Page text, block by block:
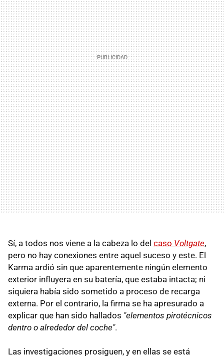
Sí, a todos nos viene a la cabeza lo del caso Voltgate,
pero no hay conexiones entre aquel suceso y este. El
Karma ardió sin que aparentemente ningún elemento
exterior influyera en su batería, que estaba intacta; ni
siquiera había sido sometido a proceso de recarga
externa. Por el contrario, la firma se ha apresurado a
explicar que han sido hallados "elementos pirotécnicos
dentro o alrededor del coche".
Las investigaciones prosiguen, y en ellas se está